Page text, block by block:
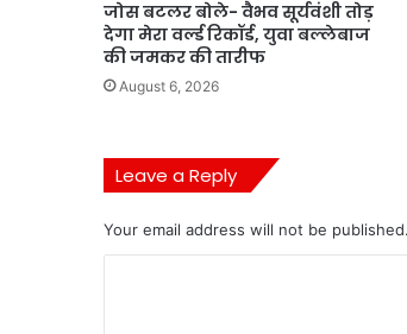
जोस बटलर बोले- वैभव सूर्यवंशी तोड़
देगा मेरा वर्ल्ड रिकॉर्ड, युवा बल्लेबाज
की जमकर की तारीफ
August 6, 2026
Leave a Reply
Your email address will not be published.